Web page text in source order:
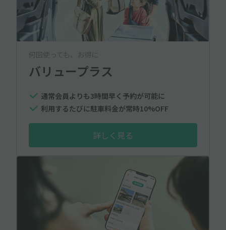
何回使っても、お得に
バリュープラス
通常会員よりも3時間早く予約が可能に
利用するたびに駐車料金が常時10%OFF
詳しく見る